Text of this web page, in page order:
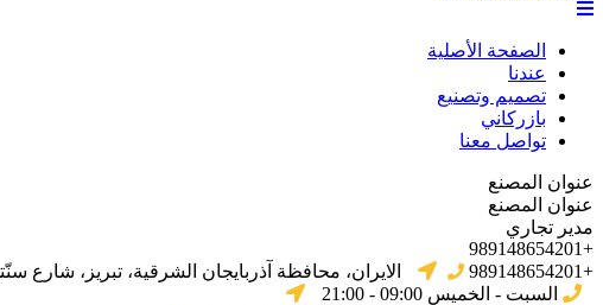
الصفحة الأصلية
عندنا
تصميم وتصنيع
بازركاني
تواصل معنا
عنوان المصنع
عنوان المصنع
مدير تجاري
+989148654201
+989148654201
الایران، محافظة آذربایجان الشرقیة، تبریز،
السبت - الخميس 09:00 - 21:00